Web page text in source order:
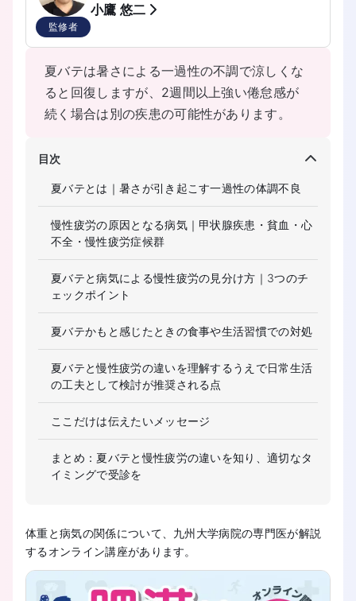
監修者
小鷹 悠二
夏バテは暑さによる一過性の不調で涼しくな
ると回復しますが、2週間以上強い倦怠感が
続く場合は別の疾患の可能性があります。
目次
夏バテとは｜暑さが引き起こす一過性の体調不良
慢性疲労の原因となる病気｜甲状腺疾患・貧血・心
不全・慢性疲労症候群
夏バテと病気による慢性疲労の見分け方｜3つのチ
ェックポイント
夏バテかもと感じたときの食事や生活習慣での対処
夏バテと慢性疲労の違いを理解するうえで日常生活
の工夫として検討が推奨される点
ここだけは伝えたいメッセージ
まとめ：夏バテと慢性疲労の違いを知り、適切なタ
イミングで受診を
体重と病気の関係について、九州大学病院の専門医が解説
するオンライン講座があります。